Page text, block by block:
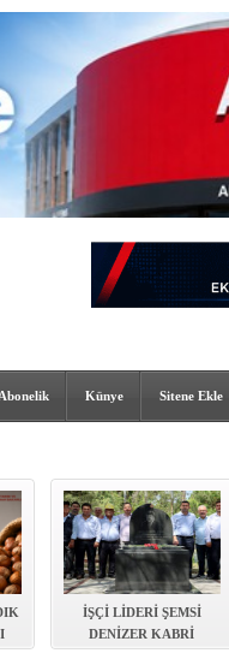
Abonelik Künye Sitene Ekle
İŞÇİ LİDERİ ŞEMSİ
DENİZER KABRİ